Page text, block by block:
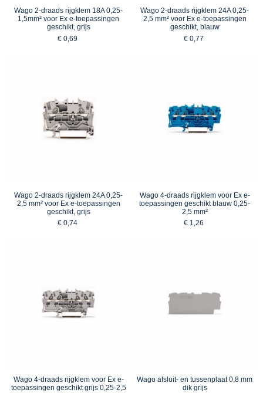
Wago 2-draads rijgklem 18A 0,25-
1,5mm² voor Ex e-toepassingen
geschikt, grijs
€ 0,69
Wago 2-draads rijgklem 24A 0,25-
2,5 mm² voor Ex e-toepassingen
geschikt, blauw
€ 0,77
Wago 2-draads rijgklem 24A 0,25-
2,5 mm² voor Ex e-toepassingen
geschikt, grijs
€ 0,74
Wago 4-draads rijgklem voor Ex e-
toepassingen geschikt blauw 0,25-
2,5 mm²
€ 1,26
Wago 4-draads rijgklem voor Ex e-
toepassingen geschikt grijs 0,25-2,5
Wago afsluit- en tussenplaat 0,8 mm
dik grijs